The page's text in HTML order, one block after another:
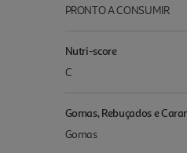
PRONTO A CONSUMIR
Nutri-score
C
Gomas, Rebuçados e
Gomas